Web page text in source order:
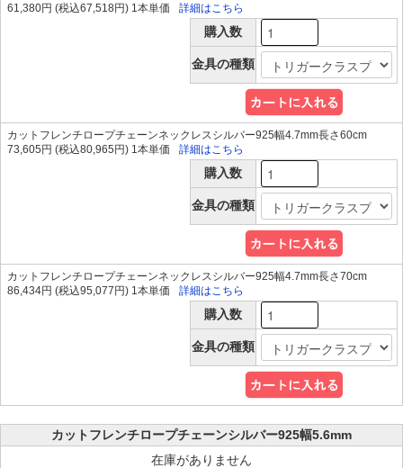
61,380円 (税込67,518円) 1本単価 詳細はこちら
購入数
金具の種類
カットフレンチロープチェーンネックレスシルバー925幅4.7mm長さ60cm
73,605円 (税込80,965円) 1本単価
詳細はこちら
購入数
金具の種類
カットフレンチロープチェーンネックレスシルバー925幅4.7mm長さ70cm
86,434円 (税込95,077円) 1本単価
詳細はこちら
購入数
金具の種類
カットフレンチロープチェーンシルバー925幅5.6mm
在庫がありません